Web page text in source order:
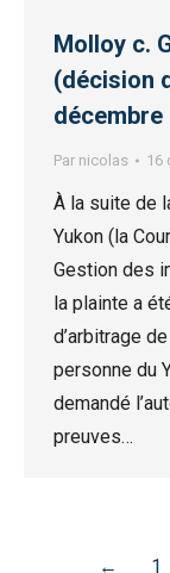
Molloy c.
(décision
décembre
Par nicolas 16
À la suite de
Yukon (la
Gestion des
la plainte a
d’arbitrage
personne du
demandé
preuves…
← 1